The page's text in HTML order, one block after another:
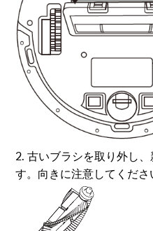
2. 古いブラシを取り外し
す。向きに注意してくださ